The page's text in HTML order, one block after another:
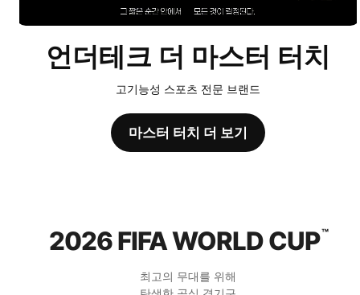
언더테크 더 마스터 터치
고기능성 스포츠 전문 브랜드
마스터 터치 더 보기
2026 FIFA WORLD CUP™
최고의 무대를 위해